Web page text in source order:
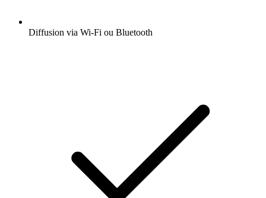
Diffusion via Wi-Fi ou Bluetooth